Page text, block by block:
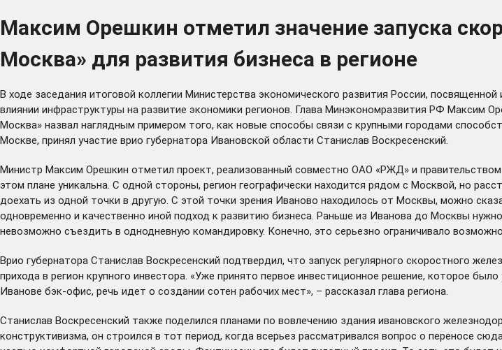
Максим Орешкин отметил значение запуска
Москва» для развития бизнеса в регионе
В ходе заседания итоговой коллегии Министерства экономического развития России,
влиянии инфраструктуры на развитие экономики регионов. Глава Минэкономразвития РФ Максим
Москва» назвал наглядным примером того, как новые способы связи с крупными городами
Москве, принял участие врио губернатора Ивановской области Станислав Воскресенский.
Министр Максим Орешкин отметил проект, реализованный совместно ОАО «РЖД» и
этом плане уникальна. С одной стороны, регион географически находится рядом с Москвой, но
доехать из одной точки в другую. С этой точки зрения Иваново находилось от Москвы, можно
одновременно и качественно иной подход к развитию бизнеса. Раньше из Иванова до Москвы
невозможно съездить в однодневную командировку. Конечно, это серьезно ограничивало
Врио губернатора Станислав Воскресенский подтвердил, что запуск регулярного скоростного
прихода в регион крупного инвестора. «Уже принято первое инвестиционное решение, которое
Иванове бэк-офис, речь идет о создании сотен рабочих мест», – рассказал глава региона.
Станислав Воскресенский также поделился планами по вовлечению здания ивановского
конструктивизма, он строился в тот период, когда всерьез рассматривался вопрос о переносе